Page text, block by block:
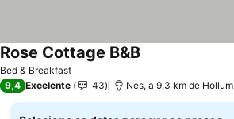
Bed & Breakfast
Rose Cottage B&B
9,4 Excelente 43 Nes, a 9.3 km de Hollum